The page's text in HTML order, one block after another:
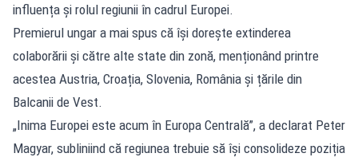
influența și rolul regiunii în cadrul Europei.
Premierul ungar a mai spus că își dorește extinderea
colaborării și către alte state din zonă, menționând printre
acestea Austria, Croația, Slovenia, România și țările din
Balcanii de Vest.
„Inima Europei este acum în Europa Centrală”, a declarat Peter
Magyar, subliniind că regiunea trebuie să își consolideze poziția